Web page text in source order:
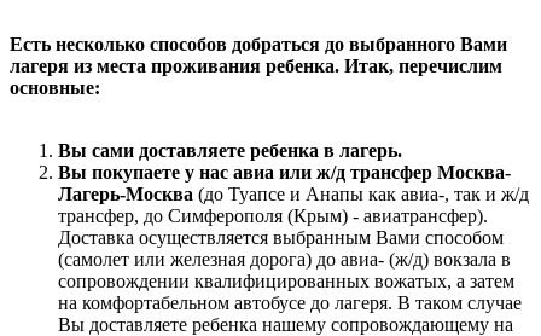
Есть несколько способов добраться до выбранного Вами
лагеря из места проживания ребенка. Итак, перечислим
основные:
Вы сами доставляете ребенка в лагерь.
Вы покупаете у нас авиа или ж/д трансфер Москва-
Лагерь-Москва (до Туапсе и Анапы как авиа-, так и ж/д
трансфер, до Симферополя (Крым) - авиатрансфер).
Доставка осуществляется выбранным Вами способом
(самолет или железная дорога) до авиа- (ж/д) вокзала в
сопровождении квалифицированных вожатых, а затем
на комфортабельном автобусе до лагеря. В таком случае
Вы доставляете ребенка нашему сопровождающему на